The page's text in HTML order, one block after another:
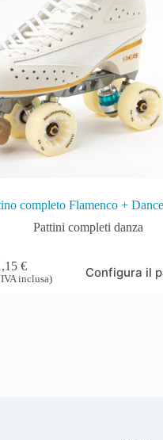
completo Flamenco + Dance
Pattini completi danza
€
IVA inclusa) Configura il